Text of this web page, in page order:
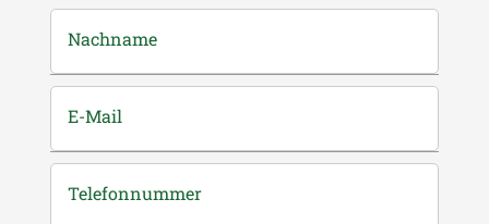
Nachname
E-Mail
Telefonnummer